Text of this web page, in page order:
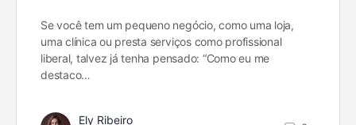
Se você tem um pequeno negócio, como uma loja,
uma clínica ou presta serviços como profissional
liberal, talvez já tenha pensado: “Como eu me
destaco…
Ely Ribeiro